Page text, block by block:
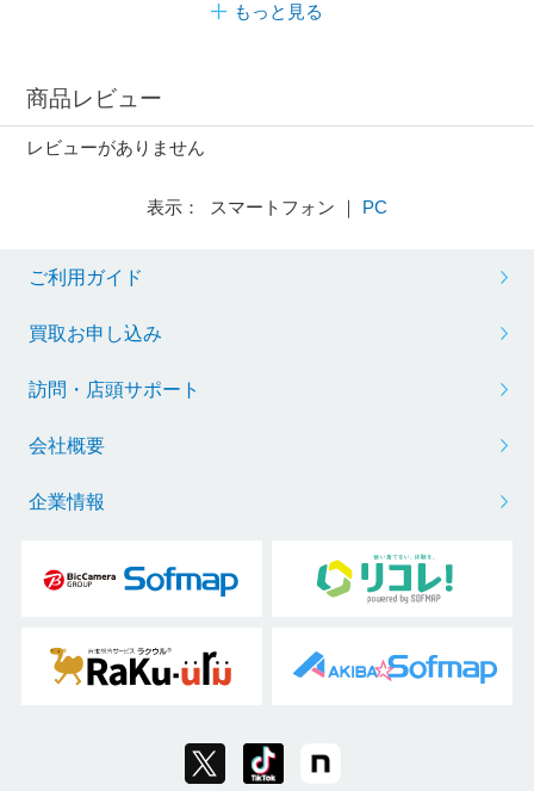
もっと見る
商品レビュー
レビューがありません
表示： スマートフォン ｜ PC
ご利用ガイド
買取お申し込み
訪問・店頭サポート
会社概要
企業情報